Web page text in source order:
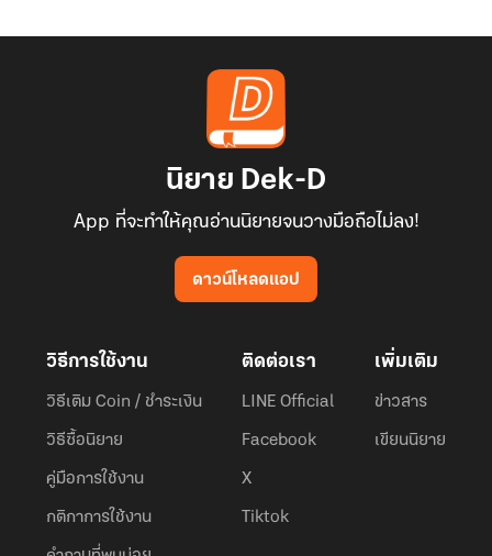
นิยาย Dek-D
App ที่จะทำให้คุณอ่านนิยายจนวางมือถือไม่ลง!
ดาวน์โหลดแอป
วิธีการใช้งาน
วิธีเติม Coin / ชำระเงิน
วิธีซื้อนิยาย
คู่มือการใช้งาน
กติกาการใช้งาน
ติดต่อเรา
LINE Official
Facebook
X
Tiktok
เพิ่มเติม
ข่าวสาร
เขียนนิยาย